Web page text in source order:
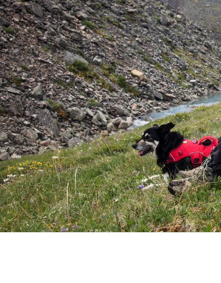
Команда
Дневник
Магазин
Контакты